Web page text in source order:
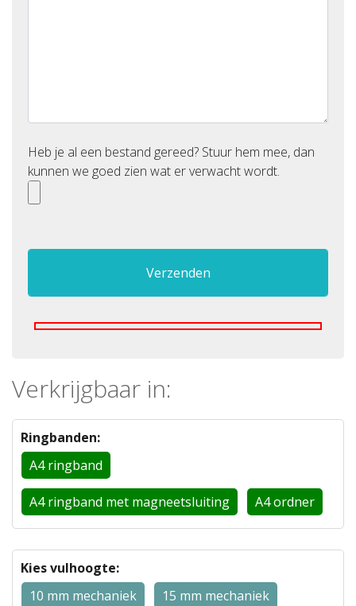
Heb je al een bestand gereed? Stuur hem mee, dan
kunnen we goed zien wat er verwacht wordt.
Verkrijgbaar in:
Ringbanden:
A4 ringband
A4 ringband met magneetsluiting A4 ordner
Kies vulhoogte:
10 mm mechaniek
15 mm mechaniek